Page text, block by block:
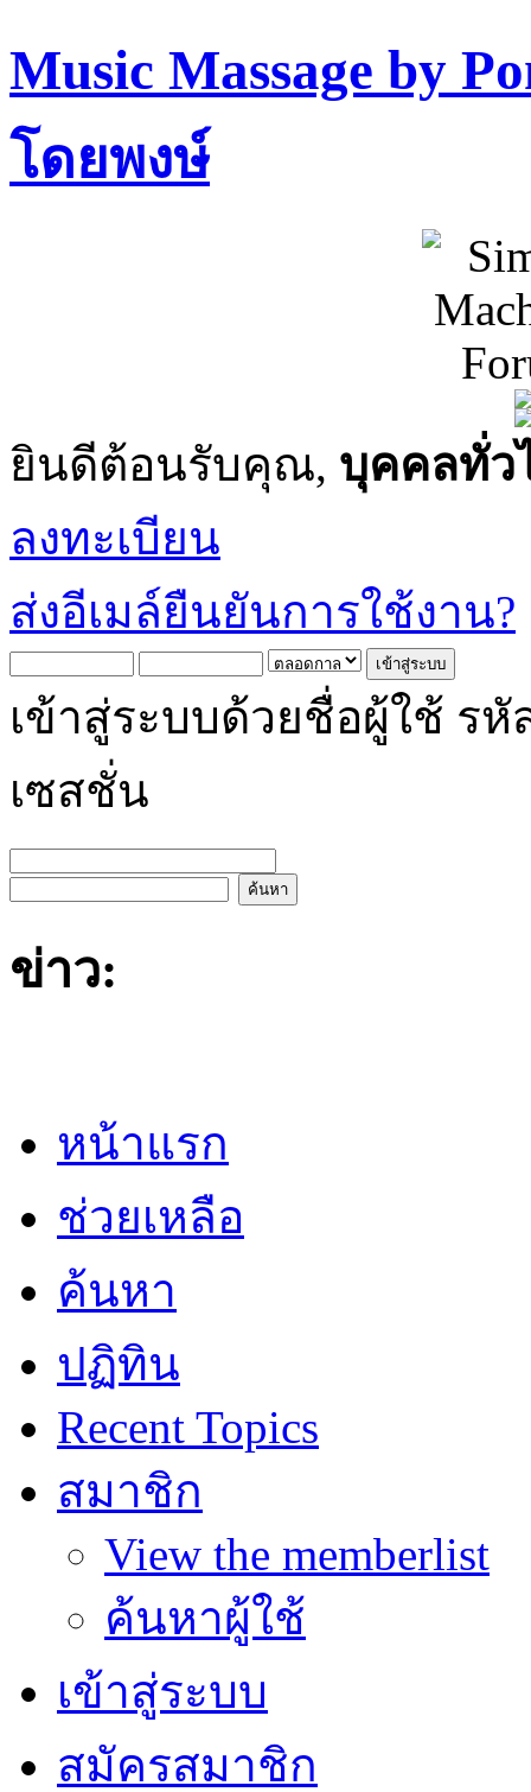
Music Massage by
โดยพงษ์
ยินดีต้อนรับคุณ, บุคคลทั่ว
ลงทะเบียน
ส่งอีเมล์ยืนยันการใช้งาน?
เข้าสู่ระบบด้วยชื่อผู้ใช้ รหั
เซสชั่น
ข่าว:
หน้าแรก
ช่วยเหลือ
ค้นหา
ปฏิทิน
Recent Topics
สมาชิก
View the memberlist
ค้นหาผู้ใช้
เข้าสู่ระบบ
สมัครสมาชิก